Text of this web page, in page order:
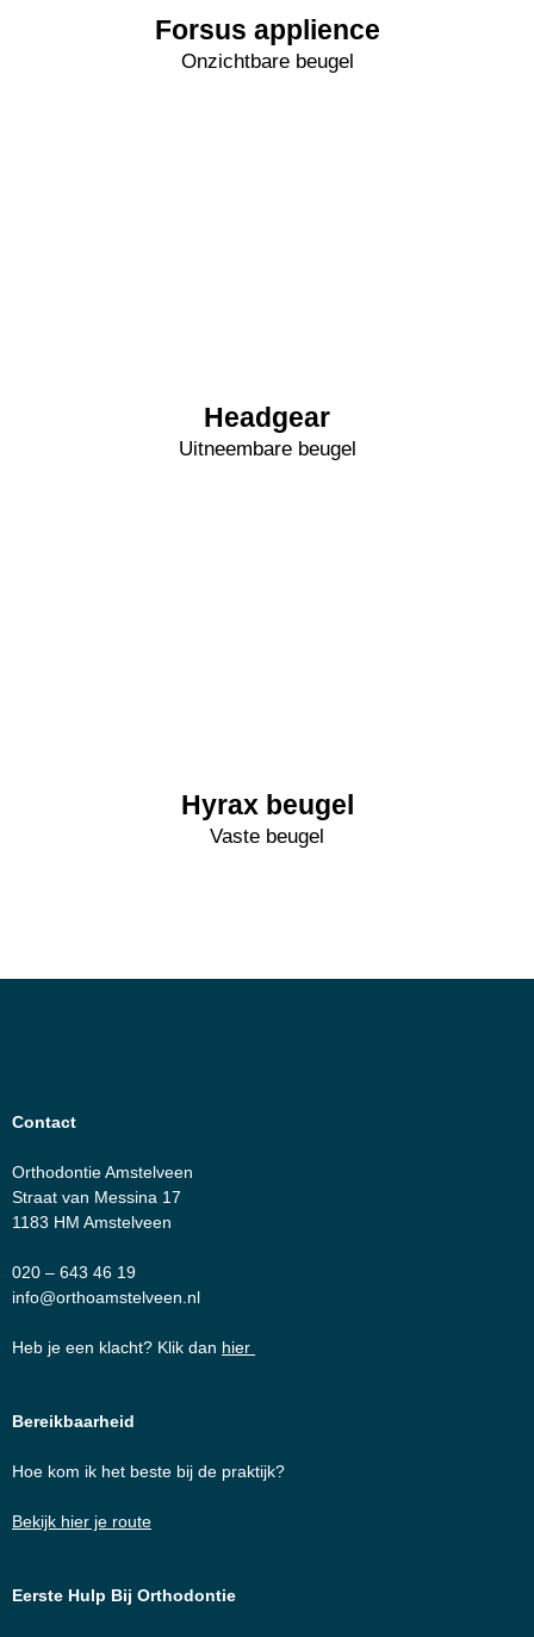
Forsus applience
Onzichtbare beugel
Headgear
Uitneembare beugel
Hyrax beugel
Vaste beugel
Contact
Orthodontie Amstelveen
Straat van Messina 17
1183 HM Amstelveen
020 – 643 46 19
info@orthoamstelveen.nl
Heb je een klacht? Klik dan hier
Bereikbaarheid
Hoe kom ik het beste bij de praktijk?
Bekijk hier je route
Eerste Hulp Bij Orthodontie